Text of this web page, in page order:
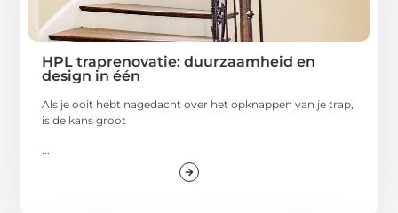
HPL traprenovatie: duurzaamheid en
design in één
Als je ooit hebt nagedacht over het opknappen van je trap,
is de kans groot